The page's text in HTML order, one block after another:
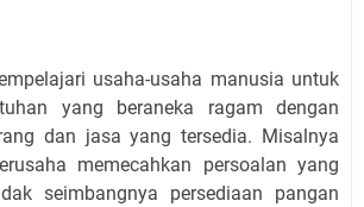
usaha-usaha manusia untuk
yang beraneka ragam dengan
dan jasa yang tersedia. Misalnya
memecahkan persoalan yang
seimbangnya persediaan pangan